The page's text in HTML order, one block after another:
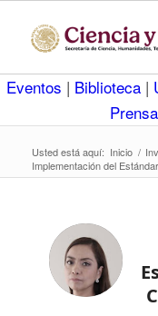
Eventos | Biblioteca |
Prensa
Usted está aquí: Inicio /
Implementación del